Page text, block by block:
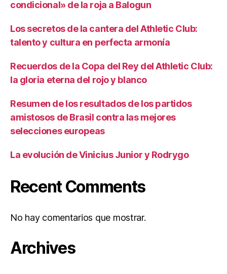
condicional» de la roja a Balogun
Los secretos de la cantera del Athletic Club:
talento y cultura en perfecta armonía
Recuerdos de la Copa del Rey del Athletic Club:
la gloria eterna del rojo y blanco
Resumen de los resultados de los partidos
amistosos de Brasil contra las mejores
selecciones europeas
La evolución de Vinicius Junior y Rodrygo
Recent Comments
No hay comentarios que mostrar.
Archives